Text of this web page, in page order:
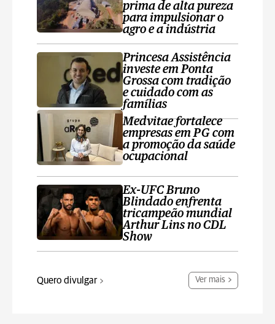
prima de alta pureza
para impulsionar o
agro e a indústria
Princesa Assistência
investe em Ponta
Grossa com tradição
e cuidado com as
famílias
Medvitae fortalece
empresas em PG com
a promoção da saúde
ocupacional
Ex-UFC Bruno
Blindado enfrenta
tricampeão mundial
Arthur Lins no CDL
Show
Quero divulgar Ver mais